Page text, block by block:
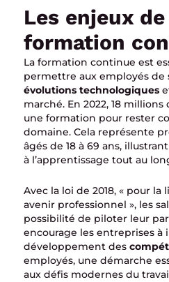
Les enjeux
formation
La formation continue est
permettre aux employés de
évolutions technologiques
marché. En 2022, 18
une formation pour rester
domaine. Cela représente
âgés de 18 à 69 ans,
à l’apprentissage tout au
Avec la loi de 2018, « pour
avenir professionnel », les
possibilité de piloter leur
encourage les entreprises à
développement des
employés, une démarche
aux défis modernes du